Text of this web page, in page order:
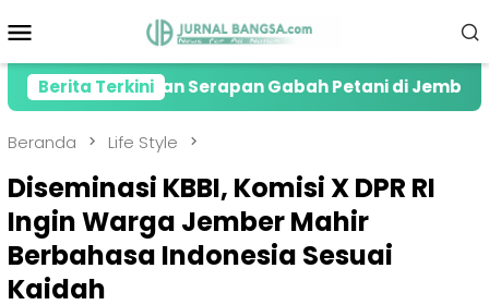
ke
Mobile
Berita Terkini
Lonjakan Serapan Gabah Petani di Jember
Beranda Life Style
Diseminasi KBBI, Komisi X DPR RI
Ingin Warga Jember Mahir
Berbahasa Indonesia Sesuai
Kaidah